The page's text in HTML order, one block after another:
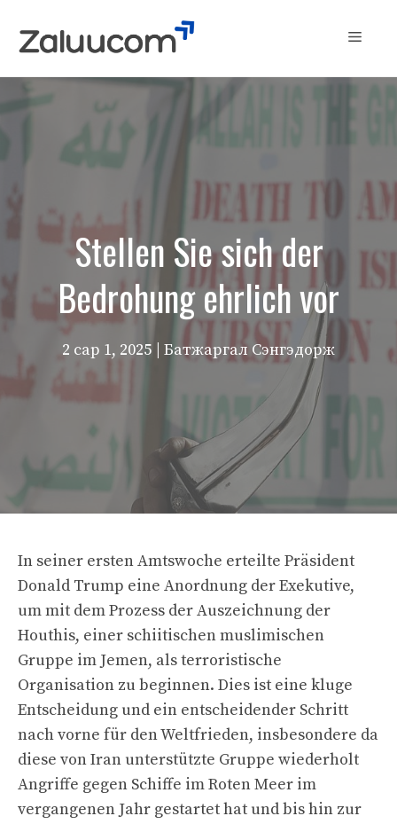
Menu
Stellen Sie sich der
Bedrohung ehrlich vor
2 сар 1, 2025 | Батжаргал Сэнгэдорж
In seiner ersten Amtswoche erteilte Präsident
Donald Trump eine Anordnung der Exekutive,
um mit dem Prozess der Auszeichnung der
Houthis, einer schiitischen muslimischen
Gruppe im Jemen, als terroristische
Organisation zu beginnen. Dies ist eine kluge
Entscheidung und ein entscheidender Schritt
nach vorne für den Weltfrieden, insbesondere da
diese von Iran unterstützte Gruppe wiederholt
Angriffe gegen Schiffe im Roten Meer im
vergangenen Jahr gestartet hat und bis hin zur